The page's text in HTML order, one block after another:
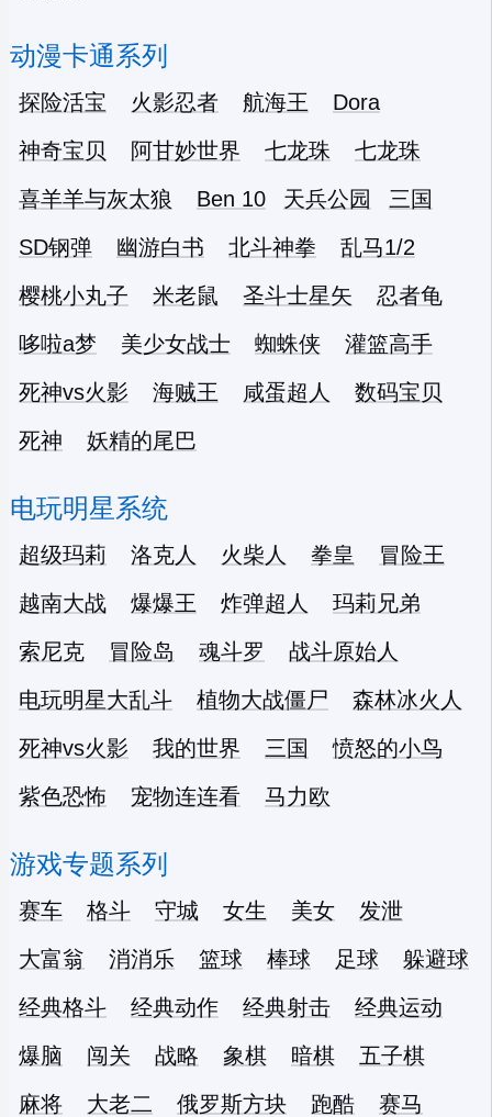
动漫卡通系列
探险活宝 火影忍者 航海王
Dora
神奇宝贝
阿甘妙世界 七龙珠
七龙珠
喜羊羊与灰太狼
Ben 10 天兵公园
三国
SD钢弹
幽游白书 北斗神拳
乱马1/2
樱桃小丸子
米老鼠 圣斗士星矢
忍者龟
哆啦a梦
美少女战士 蜘蛛侠
灌篮高手
死神vs火影
海贼王 咸蛋超人
数码宝贝
死神
妖精的尾巴
电玩明星系统
超级玛莉 洛克人 火柴人 拳皇
冒险王
越南大战
爆爆王 炸弹超人
玛莉兄弟
索尼克
冒险岛 魂斗罗
战斗原始人
电玩明星大乱斗
植物大战僵尸
森林冰火人
死神vs火影
我的世界 三国
愤怒的小鸟
紫色恐怖
宠物连连看 马力欧
游戏专题系列
赛车 格斗 守城 女生 美女
发泄
大富翁
消消乐 篮球 棒球 足球
躲避球
经典格斗
经典动作 经典射击
经典运动
爆脑
闯关 战略 象棋 暗棋
五子棋
麻将
大老二 俄罗斯方块 跑酷
赛马